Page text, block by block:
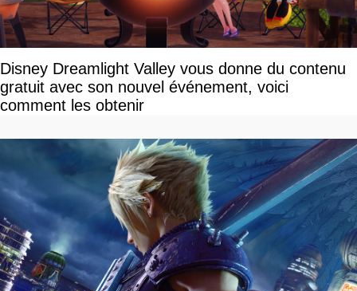
Disney Dreamlight Valley vous donne du contenu
gratuit avec son nouvel événement, voici
comment les obtenir